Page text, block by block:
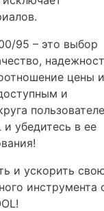
95 – это выбор
цены и
и
и убедитесь в ее
и ускорить
инструмента